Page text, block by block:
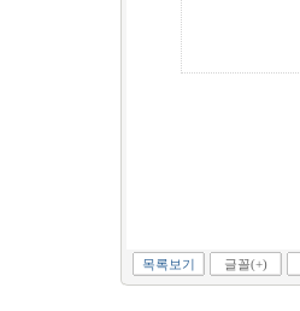
목록보기 글꼴(+)